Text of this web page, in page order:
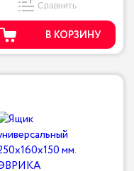
Сравнить
В КОРЗИНУ